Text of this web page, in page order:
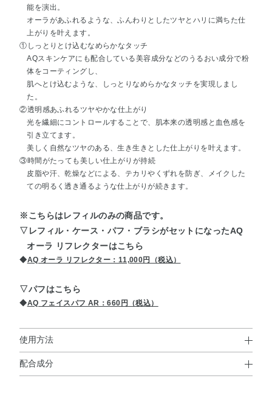
能を演出。
オーラがあふれるような、ふんわりとしたツヤとハリに満ちた仕
上がりを叶えます。
①しっとりとけ込むなめらかなタッチ
AQスキンケアにも配合している美容成分などのうるおい成分で粉
体をコーティングし、
肌へとけ込むような、しっとりなめらかなタッチを実現しまし
た。
②透明感あふれるツヤやかな仕上がり
光を繊細にコントロールすることで、肌本来の透明感と血色感を
引き立てます。
美しく自然なツヤのある、生き生きとした仕上がりを叶えます。
③時間がたっても美しい仕上がりが持続
皮脂や汗、乾燥などによる、テカリやくずれを防ぎ、メイクした
ての明るく透き通るような仕上がりが続きます。
※こちらはレフィルのみの商品です。
▽レフィル・ケース・パフ・ブラシがセットになったAQ
オーラ リフレクターはこちら
◆AQ オーラ リフレクター：11,000円（税込）
▽パフはこちら
◆AQ フェイスパフ AR：660円（税込）
使用方法
使用方法
配合成分